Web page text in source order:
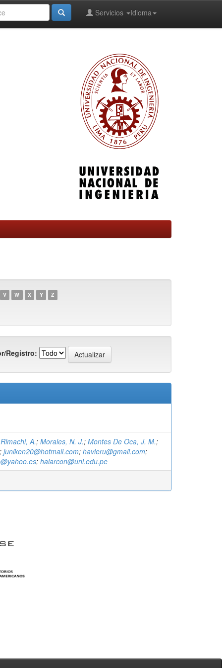
Idioma
Servicios
V W X Y Z
Registro:
Rimachi, A.; Morales, N. J.; Montes De Oca, J. M.;
; juniken20@hotmail.com; havieru@gmail.com;
; halarcon@uni.edu.pe